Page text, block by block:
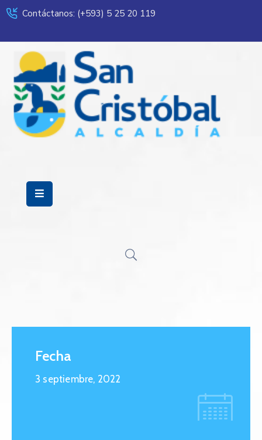
Contáctanos: (+593) 5 25 20 119
Servicios
Municipalidad
Mi
Ciudad
Transparencia
Fecha
3 septiembre, 2022